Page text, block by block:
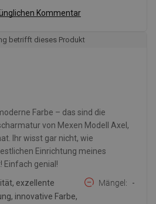
Kommentar
betrifft dieses Produkt
Farbe – das sind die
von Mexen Modell Axel,
Ihr wisst gar nicht, wie
Einrichtung meines
Einfach genial!
exzellente
innovative Farbe,
Mängel -